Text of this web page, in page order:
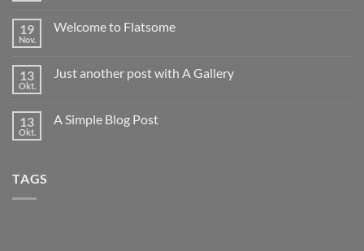
Hello
19
Nov.
Welcome to Flatsome
Welcome
13
Okt.
Just another post with A Gallery
Just
13
Okt.
A Simple Blog Post
TAGS